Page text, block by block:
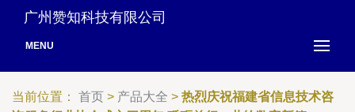
广州赞知科技有限公司
MENU
当前位置： 首页 > 产品大全 > 热烈庆祝福建省信息技术咨